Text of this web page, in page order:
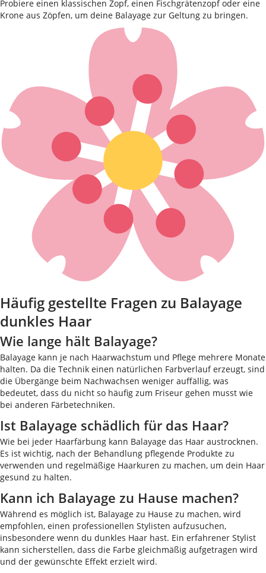
Probiere einen klassischen Zopf, einen Fischgrätenzopf oder eine
Krone aus Zöpfen, um deine Balayage zur Geltung zu bringen.
Häufig gestellte Fragen zu Balayage
dunkles Haar
Wie lange hält Balayage?
Balayage kann je nach Haarwachstum und Pflege mehrere Monate
halten. Da die Technik einen natürlichen Farbverlauf erzeugt, sind
die Übergänge beim Nachwachsen weniger auffällig, was
bedeutet, dass du nicht so häufig zum Friseur gehen musst wie
bei anderen Färbetechniken.
Ist Balayage schädlich für das Haar?
Wie bei jeder Haarfärbung kann Balayage das Haar austrocknen.
Es ist wichtig, nach der Behandlung pflegende Produkte zu
verwenden und regelmäßige Haarkuren zu machen, um dein Haar
gesund zu halten.
Kann ich Balayage zu Hause machen?
Während es möglich ist, Balayage zu Hause zu machen, wird
empfohlen, einen professionellen Stylisten aufzusuchen,
insbesondere wenn du dunkles Haar hast. Ein erfahrener Stylist
kann sicherstellen, dass die Farbe gleichmäßig aufgetragen wird
und der gewünschte Effekt erzielt wird.